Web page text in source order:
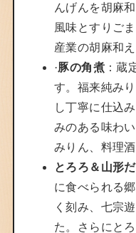
んげんを胡麻
風味とすりご
産業の胡麻和え
·豚の角煮：蔵
す。福来純み
し丁寧に仕込
みのある味わ
みりん、料理
とろろ＆山形
に食べられる
く刻み、七宗
た。さらにと